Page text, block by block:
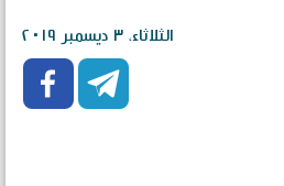
الثلاثاء، ٣ ديسمبر ٢٠١٩
 